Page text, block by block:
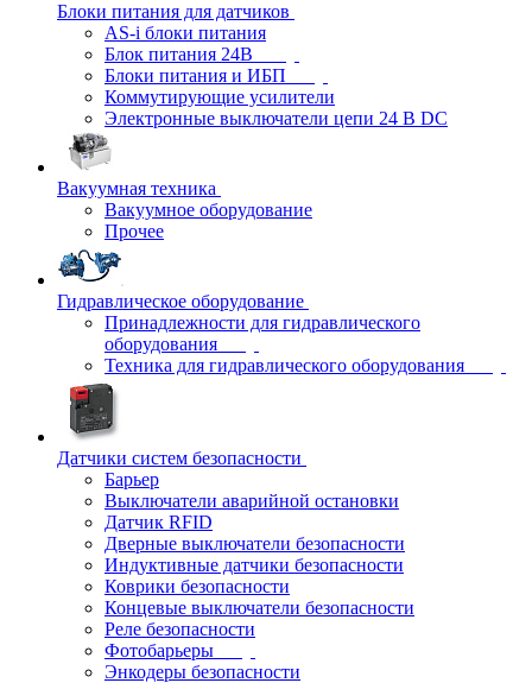
Блоки питания для датчиков
AS-i блоки питания
Блок питания 24В
Блоки питания и ИБП
Коммутирующие усилители
Электронные выключатели цепи 24 В DC
Вакуумная техника
Вакуумное оборудование
Прочее
Гидравлическое оборудование
Принадлежности для гидравлического
оборудования
Техника для гидравлического оборудования
Датчики систем безопасности
Барьер
Выключатели аварийной остановки
Датчик RFID
Дверные выключатели безопасности
Индуктивные датчики безопасности
Коврики безопасности
Концевые выключатели безопасности
Реле безопасности
Фотобарьеры
Энкодеры безопасности